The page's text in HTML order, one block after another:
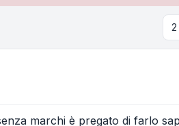
2
marchi è pregato di farlo